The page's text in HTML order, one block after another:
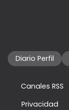
Diario Perfil
Canales RSS
Privacidad